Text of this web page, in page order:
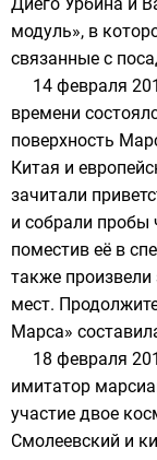
модуль», в
связанные с
14 февраля
времени
поверхность
Китая и
зачитали
и собрали пробы
поместив её в
также
мест.
Марса»
18 февраля
имитатор
участие двое
Смолеевский и